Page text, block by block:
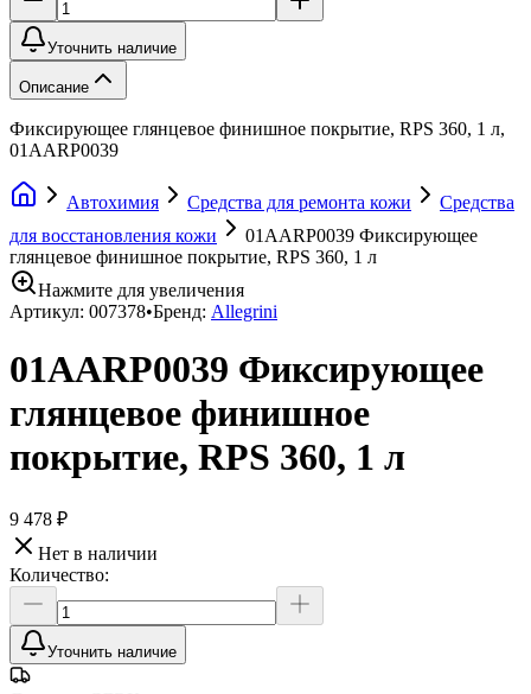
Уточнить наличие
Описание
Фиксирующее глянцевое финишное покрытие, RPS 360, 1 л,
01AARP0039
Автохимия Средства для ремонта кожи
Средства
для восстановления кожи
01AARP0039 Фиксирующее
глянцевое финишное покрытие, RPS 360, 1 л
Нажмите для увеличения
Артикул: 007378•Бренд: Allegrini
01AARP0039 Фиксирующее
глянцевое финишное
покрытие, RPS 360, 1 л
9 478 ₽
Нет в наличии
Количество:
Уточнить наличие